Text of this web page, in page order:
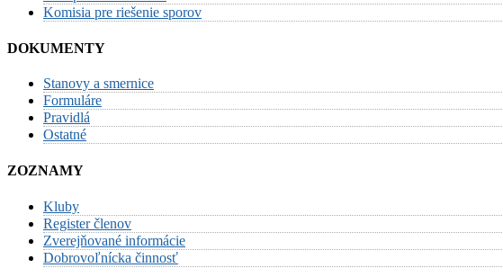
Komisia pre riešenie sporov
DOKUMENTY
Stanovy a smernice
Formuláre
Pravidlá
Ostatné
ZOZNAMY
Kluby
Register členov
Zverejňované informácie
Dobrovoľnícka činnosť